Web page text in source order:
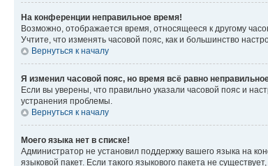
На конференции неправильное время!
Возможно, отображается время, относящееся к другому
Учтите, что изменять часовой пояс, как и большинство
Вернуться к началу
Я изменил часовой пояс, но время всё равно
Если вы уверены, что правильно указали часовой пояс и
устранения проблемы.
Вернуться к началу
Моего языка нет в списке!
Администратор не установил поддержку вашего языка на
языковой пакет. Если такого языкового пакета не